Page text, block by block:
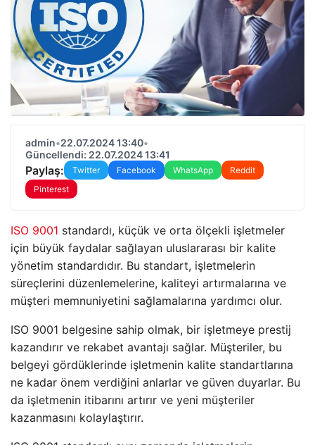
admin•22.07.2024 13:40•
Güncellendi: 22.07.2024 13:41
Paylaş: Twitter Facebook WhatsApp
Reddit
Pinterest
ISO 9001 standardı, küçük ve orta ölçekli işletmeler
için büyük faydalar sağlayan uluslararası bir kalite
yönetim standardıdır. Bu standart, işletmelerin
süreçlerini düzenlemelerine, kaliteyi artırmalarına ve
müşteri memnuniyetini sağlamalarına yardımcı olur.
ISO 9001 belgesine sahip olmak, bir işletmeye prestij
kazandırır ve rekabet avantajı sağlar. Müşteriler, bu
belgeyi gördüklerinde işletmenin kalite standartlarına
ne kadar önem verdiğini anlarlar ve güven duyarlar. Bu
da işletmenin itibarını artırır ve yeni müşteriler
kazanmasını kolaylaştırır.